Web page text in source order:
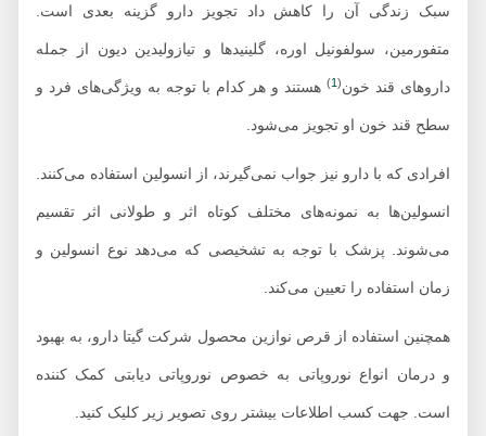
سبک زندگی آن را کاهش داد تجویز دارو گزینه بعدی است.
متفورمین، سولفونیل اوره، گلینیدها و تیازولیدین دیون از جمله
داروهای قند خون 1) هستند و هر کدام با توجه به ویژگی‌های فرد و
سطح قند خون او تجویز می‌شود.
افرادی که با دارو نیز جواب نمی‌گیرند، از انسولین استفاده می‌کنند.
انسولین‌ها به نمونه‌های مختلف کوتاه اثر و طولانی اثر تقسیم
می‌شوند. پزشک با توجه به تشخیصی که می‌دهد نوع انسولین و
زمان استفاده را تعیین می‌کند.
همچنین استفاده از قرص نوازین محصول شرکت گیتا دارو، به بهبود
و درمان انواع نوروپاتی به خصوص نوروپاتی دیابتی کمک کننده
است. جهت کسب اطلاعات بیشتر روی تصویر زیر کلیک کنید.